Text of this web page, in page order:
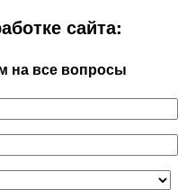
сайта:
на все вопросы